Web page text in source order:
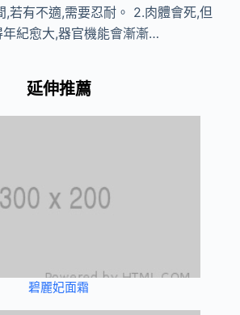
,若有不適,需要忍耐。 2.肉體會死,但
紀愈大,器官機能會漸漸…
延伸推薦
碧麗妃面霜